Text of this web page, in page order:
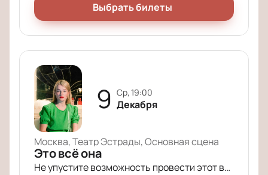
Выбрать билеты
9 ср, 19:00
Декабря
Москва, Театр Эстрады, Основная сцена
Это всё она
Не упустите возможность провести этот вечер в компании героев постановки «Это всё она»!